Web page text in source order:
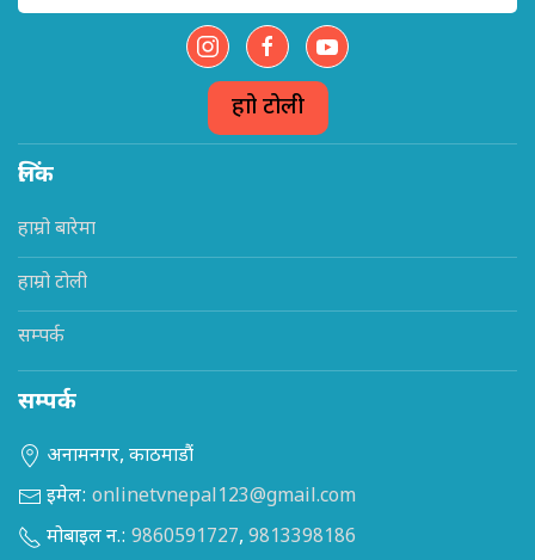
हाम्रो टोली
लिंक
हाम्रो बारेमा
हाम्रो टोली
सम्पर्क
सम्पर्क
अनामनगर, काठमाडौं
इमेल: onlinetvnepal123@gmail.com
मोबाइल न.: 9860591727, 9813398186